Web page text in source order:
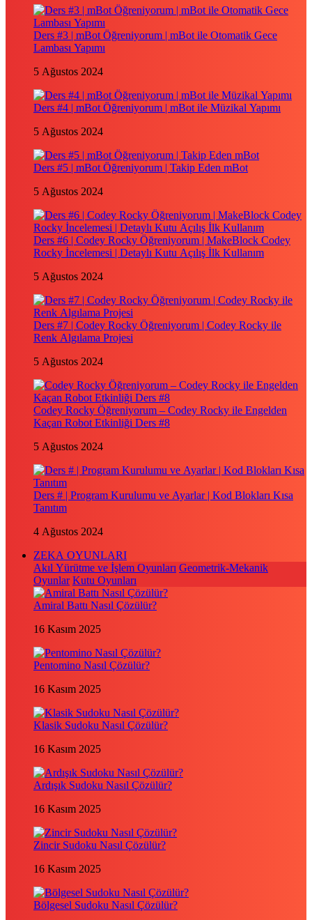
Ders #3 | mBot Öğreniyorum | mBot ile Otomatik Gece
Lambası Yapımı
5 Ağustos 2024
Ders #4 | mBot Öğreniyorum | mBot ile Müzikal Yapımı
5 Ağustos 2024
Ders #5 | mBot Öğreniyorum | Takip Eden mBot
5 Ağustos 2024
Ders #6 | Codey Rocky Öğreniyorum | MakeBlock Codey
Rocky İncelemesi | Detaylı Kutu Açılış İlk Kullanım
5 Ağustos 2024
Ders #7 | Codey Rocky Öğreniyorum | Codey Rocky ile
Renk Algılama Projesi
5 Ağustos 2024
Codey Rocky Öğreniyorum – Codey Rocky ile Engelden
Kaçan Robot Etkinliği Ders #8
5 Ağustos 2024
Ders # | Program Kurulumu ve Ayarlar | Kod Blokları Kısa
Tanıtım
4 Ağustos 2024
ZEKA OYUNLARI
Akıl Yürütme ve İşlem Oyunları Geometrik-Mekanik
Oyunlar Kutu Oyunları
Amiral Battı Nasıl Çözülür?
16 Kasım 2025
Pentomino Nasıl Çözülür?
16 Kasım 2025
Klasik Sudoku Nasıl Çözülür?
16 Kasım 2025
Ardışık Sudoku Nasıl Çözülür?
16 Kasım 2025
Zincir Sudoku Nasıl Çözülür?
16 Kasım 2025
Bölgesel Sudoku Nasıl Çözülür?